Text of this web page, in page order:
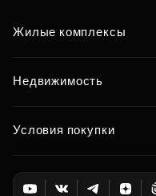
Жилые комплексы
Недвижимость
Условия покупки